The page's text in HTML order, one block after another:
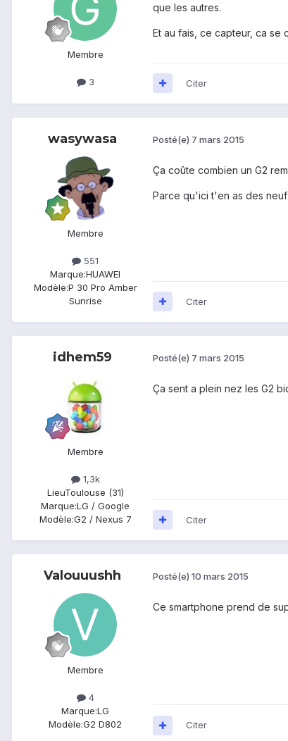
Membre
3
que les autres.
Et au fais, ce capteur, ca se
Citer
wasywasa
Membre
551
Marque:HUAWEI
Modèle:P 30 Pro Amber
Sunrise
Posté(e) 7 mars 2015
Ça coûte combien un G2
Parce qu'ici t'en as des
Citer
idhem59
Membre
1,3k
LieuToulouse (31)
Marque:LG / Google
Modèle:G2 / Nexus 7
Posté(e) 7 mars 2015
Ça sent a plein nez les G2
Citer
Valouuushh
Membre
4
Marque:LG
Modèle:G2 D802
Posté(e) 10 mars 2015
Ce smartphone prend de
Citer